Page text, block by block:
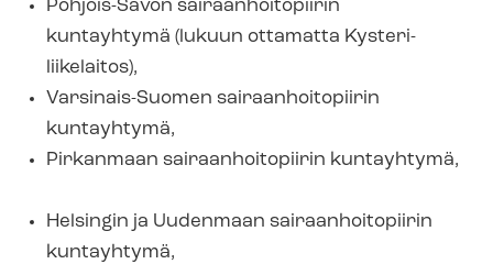
Pohjois-Savon sai­raan­hoi­to­pii­rin
kuntayhtymä (lukuun ottamatta Kysteri-​
liikelaitos),
Varsinais-Suomen sai­raan­hoi­to­pii­rin
kuntayhtymä,
Pirkanmaan sai­raan­hoi­to­pii­rin kuntayhtymä,
Helsingin ja Uudenmaan sai­raan­hoi­to­pii­rin
kuntayhtymä,